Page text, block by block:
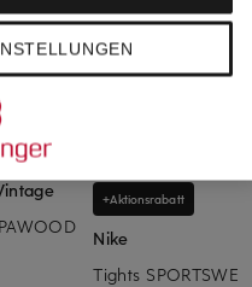
+Aktionsrabatt
Nike
Tights